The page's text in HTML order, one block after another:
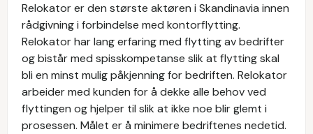
Relokator er den største aktøren i Skandinavia innen
rådgivning i forbindelse med kontorflytting.
Relokator har lang erfaring med flytting av bedrifter
og bistår med spisskompetanse slik at flytting skal
bli en minst mulig påkjenning for bedriften. Relokator
arbeider med kunden for å dekke alle behov ved
flyttingen og hjelper til slik at ikke noe blir glemt i
prosessen. Målet er å minimere bedriftenes nedetid.